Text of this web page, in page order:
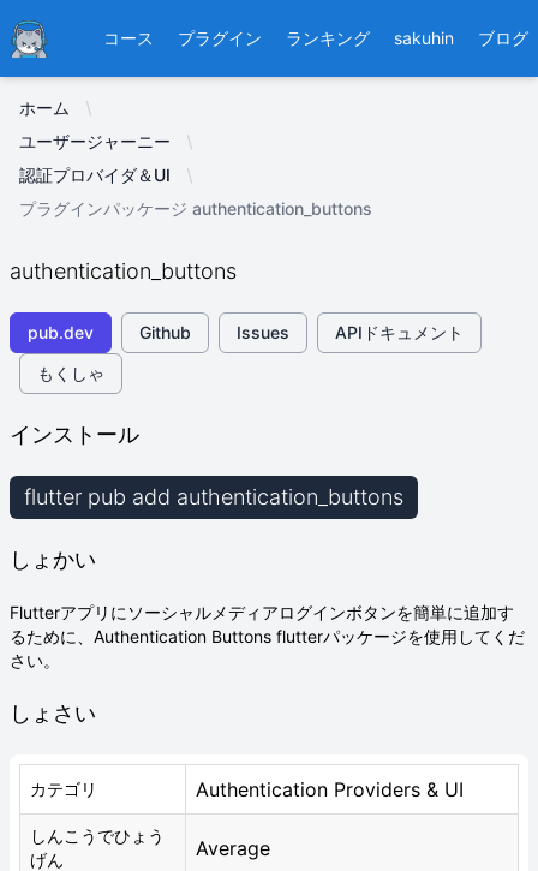
Ducafecat コース プラグイン ランキング sakuhin ブログ
ホーム
ユーザージャーニー
認証プロバイダ＆UI
プラグインパッケージ authentication_buttons
authentication_buttons
pub.dev Github Issues
APIドキュメント
もくしゃ
インストール
flutter pub add authentication_buttons
しょかい
Flutterアプリにソーシャルメディアログインボタンを簡単に追加す
るために、Authentication Buttons flutterパッケージを使用してくだ
さい。
しょさい
カテゴリ Authentication Providers & UI
しんこうでひょう
げん
Average